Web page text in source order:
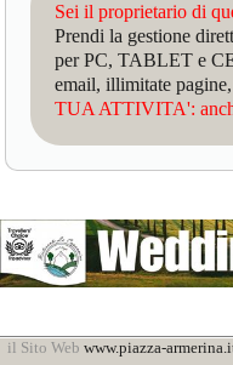
Sei il proprietario di
Prendi la gestione
per PC, TABLET e
email, illimitate
TUA ATTIVITA':
il Sito Web www.piazza-